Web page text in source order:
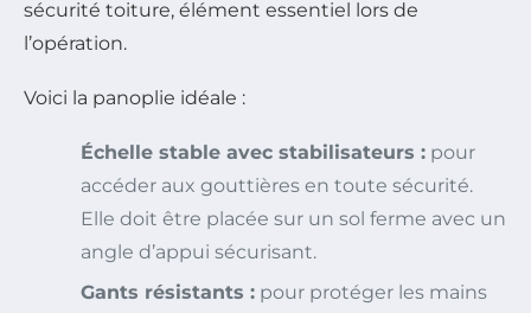
sécurité toiture, élément essentiel lors de
l’opération.
Voici la panoplie idéale :
Échelle stable avec stabilisateurs : pour
accéder aux gouttières en toute sécurité.
Elle doit être placée sur un sol ferme avec un
angle d’appui sécurisant.
Gants résistants : pour protéger les mains